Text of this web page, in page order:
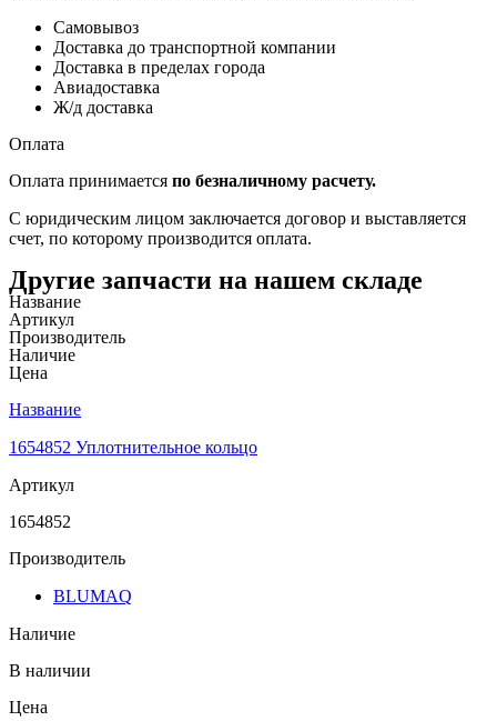
Самовывоз
Доставка до транспортной компании
Доставка в пределах города
Авиадоставка
Ж/д доставка
Оплата
Оплата принимается по безналичному расчету.
С юридическим лицом заключается договор и выставляется
счет, по которому производится оплата.
Другие запчасти на нашем складе
Название
Артикул
Производитель
Наличие
Цена
Название
1654852 Уплотнительное кольцо
Артикул
1654852
Производитель
BLUMAQ
Наличие
В наличии
Цена